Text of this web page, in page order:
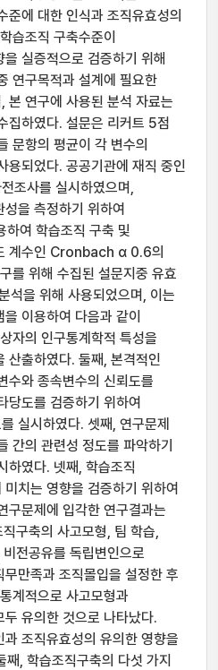
준에 대한 인식과 조직유효성의
습조직 구축수준이
실증적으로 검증하기 위해
연구목적과 설계에 필요한
본 연구에 사용된 분석 자료는
집하였다. 설문은 리커트 5점
문항의 평균이 각 변수의
용되었다. 공공기관에 재직 중인
조사를 실시하였으며,
을 측정하기 위하여
여 학습조직 구축 및
계수인 Cronbach α 0.6의
를 위해 수집된 설문지중 유효
석을 위해 사용되었으며, 이는
이용하여 다음과 같이
자의 인구통계학적 특성을
산출하였다. 둘째, 본격적인
수와 종속변수의 신뢰도를
당도를 검증하기 위하여
실시하였다. 셋째, 연구문제
간의 관련성 정도를 파악하기
하였다. 넷째, 학습조직
치는 영향을 검증하기 위하여
구문제에 입각한 연구결과는
구축의 사고모형, 팀 학습,
전공유를 독립변인으로
만족과 조직몰입을 설정한 후
계적으로 사고모형과
유의한 것으로 나타났다.
조직유효성의 유의한 영향을
, 학습조직구축의 다섯 가지